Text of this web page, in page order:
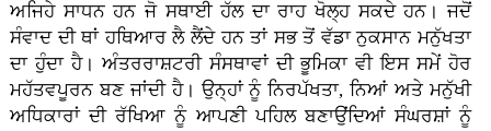
ਅਜਿਹੇ ਸਾਧਨ ਹਨ ਜੋ ਸਥਾਈ ਹੱਲ ਦਾ ਰਾਹ ਖੋਲ੍ਹ ਸਕਦੇ ਹਨ। ਜਦੋਂ
ਸੰਵਾਦ ਦੀ ਥਾਂ ਹਥਿਆਰ ਲੈ ਲੈਂਦੇ ਹਨ ਤਾਂ ਸਭ ਤੋਂ ਵੱਡਾ ਨੁਕਸਾਨ ਮਨੁੱਖਤਾ
ਦਾ ਹੁੰਦਾ ਹੈ। ਅੰਤਰਰਾਸ਼ਟਰੀ ਸੰਸਥਾਵਾਂ ਦੀ ਭੂਮਿਕਾ ਵੀ ਇਸ ਸਮੇਂ ਹੋਰ
ਮਹੱਤਵਪੂਰਨ ਬਣ ਜਾਂਦੀ ਹੈ। ਉਨ੍ਹਾਂ ਨੂੰ ਨਿਰਪੱਖਤਾ, ਨਿਆਂ ਅਤੇ ਮਨੁੱਖੀ
ਅਧਿਕਾਰਾਂ ਦੀ ਰੱਖਿਆ ਨੂੰ ਆਪਣੀ ਪਹਿਲ ਬਣਾਉਂਦਿਆਂ ਸੰਘਰਸ਼ਾਂ ਨੂੰ